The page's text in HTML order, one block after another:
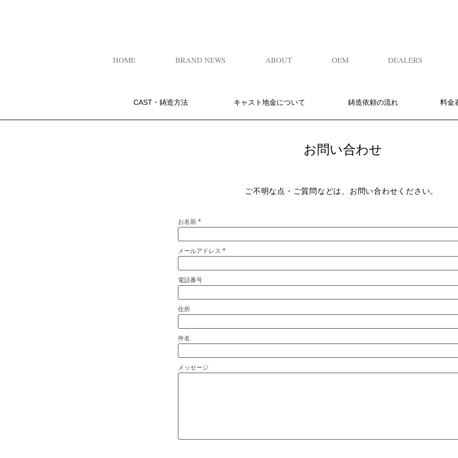
HOME BRAND NEWS ABOUT OEM DEALERS
CAST・鋳造方法 キャスト地金について 鋳造依頼の流れ 料金
お問い合わせ
ご不明な点・ご質問などは、お問い合わせください。
お名前
メールアドレス
電話番号
住所
件名
メッセージ